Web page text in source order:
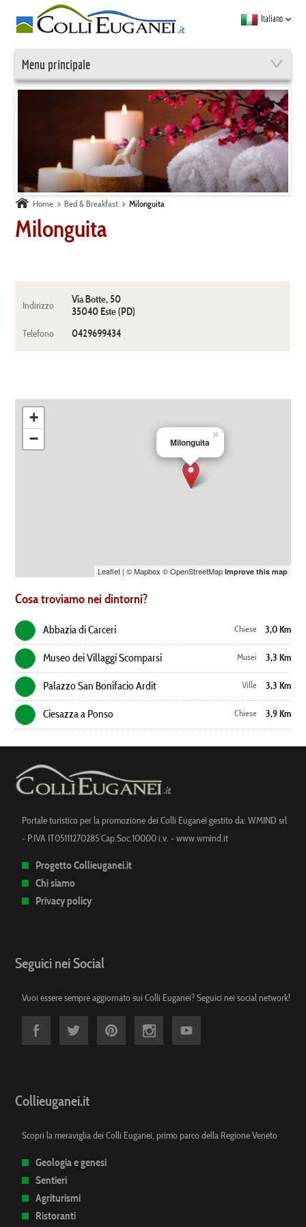
Italiano
Menu principale
Home Bed & Breakfast Milonguita
Milonguita
Indirizzo
Via Botte, 50
35040 Este (PD)
Telefono 0429699434
Milonguita
×
+
−
Leaflet| ©Mapbox ©OpenStreetMap Improve this map
Cosa troviamo nei dintorni?
Abbazia di Carceri 3,0 Km
Chiese
Museo dei Villaggi Scomparsi 3,3 Km
Musei
Palazzo San Bonifacio Ardit 3,3 Km
Ville
Ciesazza a Ponso 3,9 Km
Chiese
Portale turistico per la promozione dei Colli Euganei gestito da: WMIND srl
- P.IVA IT05111270285 Cap.Soc.10000 i.v. -www.wmind.it
Progetto Collieuganei.it
Chi siamo
Privacy policy
Seguici nei Social
Vuoi essere sempre aggiornato sui Colli Euganei? Seguici nei social network!
Collieuganei.it
Scopri la meraviglia dei Colli Euganei, primo parco della Regione Veneto
Geologia e genesi
Sentieri
Agriturismi
Ristoranti